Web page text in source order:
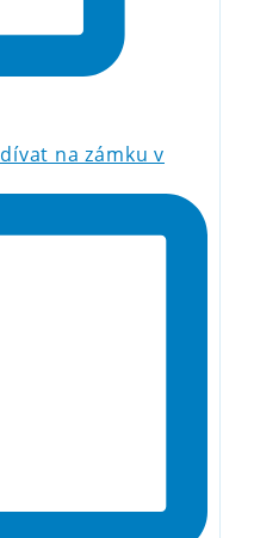
na zámku v